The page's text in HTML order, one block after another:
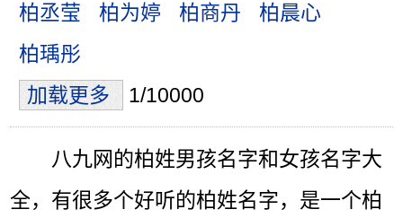
柏丞莹
柏为婷 柏商丹
柏晨心
柏瑀彤
加载更多
1/10000
八九网的柏姓男孩名字和女孩名字大
全，有很多个好听的柏姓名字，是一个柏